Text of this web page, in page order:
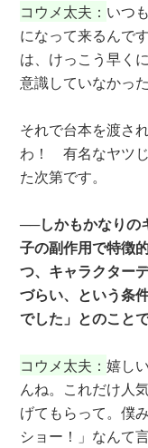
コウメ太夫： いつ
になって来るんで
は、けっこう早く
意識していなかっ
それで台本を渡さ
わ！ 有名なヤツ
た次第です。
──しかもかなりの
子の副作用で特徴
つ、キャラクター
づらい、という条
でした」とのことで
コウメ太夫：嬉し
んね。これだけ人
げてもらって。僕
ショー！」なんて